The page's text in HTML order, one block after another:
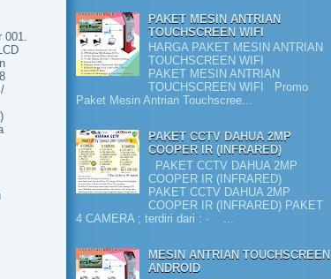
001.
PAKET MESIN ANTRIAN
TOUCHSCREEN WIFI
HARGA PAKET MESIN ANTRIAN
TOUCHSCREEN WIFI
PAKET MESIN ANTRIAN
TOUCHSCREEN WIFI Promo
Paket Mesin Antrian Touchscree...
PAKET CCTV DAHUA 2MP
COOPER IR (INFRARED)
PAKET CCTV DAHUA 2MP
COOPER IR (INFRARED)
PAKET CCTV DAHUA 2MP
COOPER IR (INFRARED) PAKET
4 CAMERA ; terdiri dari : · ...
MESIN ANTRIAN TOUCHSCREEN
ANDROID